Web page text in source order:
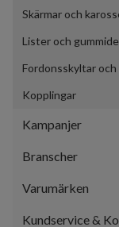
Skärmar och
Lister och
Fordonsskyltar
Kopplingar
Kampanjer
Branscher
Varumärken
Kundservice &